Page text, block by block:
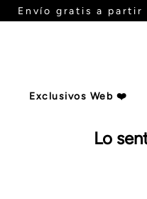
Envío gratis a partir
Exclusivos Web ❤️
Botas De
Mules
Billeteras
Zapatos
Lo